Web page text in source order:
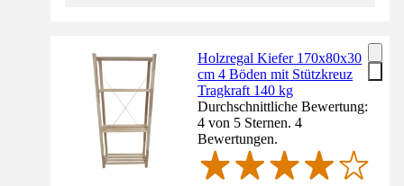
Holzregal Kiefer 170x80x30
cm 4 Böden mit Stützkreuz
Tragkraft 140 kg
Durchschnittliche Bewertung:
4 von 5 Sternen. 4
Bewertungen.